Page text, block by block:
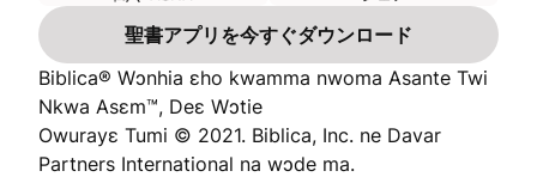
聖書アプリを今すぐダウンロード
Biblica® Wɔnhia ɛho kwamma nwoma Asante Twi
Nkwa Asɛm™, Deɛ Wɔtie
Owurayɛ Tumi © 2021. Biblica, Inc. ne Davar
Partners International na wɔde ma.